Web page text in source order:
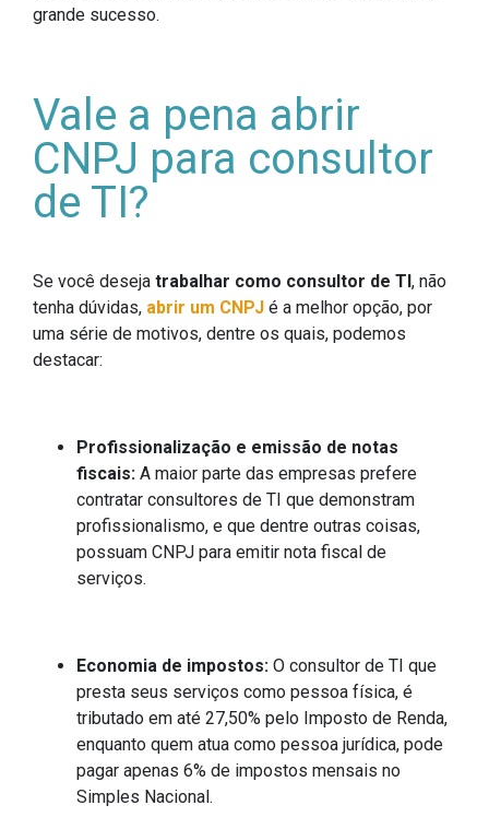
grande sucesso.
Vale a pena abrir
CNPJ para consultor
de TI?
Se você deseja trabalhar como consultor de TI, não
tenha dúvidas, abrir um CNPJ é a melhor opção, por
uma série de motivos, dentre os quais, podemos
destacar:
Profissionalização e emissão de notas
fiscais: A maior parte das empresas prefere
contratar consultores de TI que demonstram
profissionalismo, e que dentre outras coisas,
possuam CNPJ para emitir nota fiscal de
serviços.
Economia de impostos: O consultor de TI que
presta seus serviços como pessoa física, é
tributado em até 27,50% pelo Imposto de Renda,
enquanto quem atua como pessoa jurídica, pode
pagar apenas 6% de impostos mensais no
Simples Nacional.